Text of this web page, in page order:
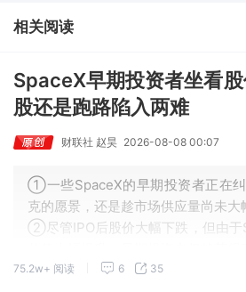
价预期暂未被市场定价，王牌自营前瞻捕
26%。
相关阅读
SpaceX早期投资者坐看
股还是跑路陷入两难
财联社 赵昊 2026-08-08 00:07
①一些SpaceX的早期投资者正在
克的愿景，还是趁市场供应量尚未大
②尽管IPO后股价大幅下跌，但由于
75.2w+ 阅读 6 35